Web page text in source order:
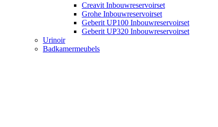
Creavit Inbouwreservoirset
Grohe Inbouwreservoirset
Geberit UP100 Inbouwreservoirset
Geberit UP320 Inbouwreservoirset
Urinoir
Badkamermeubels